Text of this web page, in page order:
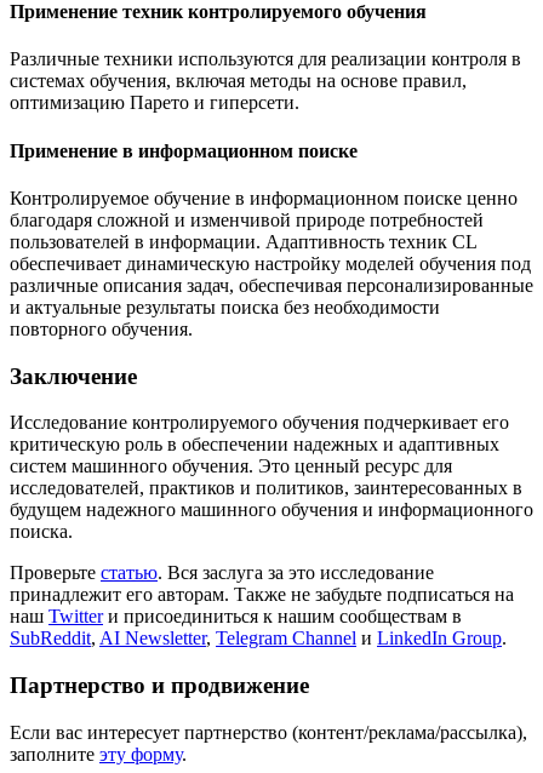
Применение техник контролируемого обучения
Различные техники используются для реализации контроля в
системах обучения, включая методы на основе правил,
оптимизацию Парето и гиперсети.
Применение в информационном поиске
Контролируемое обучение в информационном поиске ценно
благодаря сложной и изменчивой природе потребностей
пользователей в информации. Адаптивность техник CL
обеспечивает динамическую настройку моделей обучения под
различные описания задач, обеспечивая персонализированные
и актуальные результаты поиска без необходимости
повторного обучения.
Заключение
Исследование контролируемого обучения подчеркивает его
критическую роль в обеспечении надежных и адаптивных
систем машинного обучения. Это ценный ресурс для
исследователей, практиков и политиков, заинтересованных в
будущем надежного машинного обучения и информационного
поиска.
Проверьте статью. Вся заслуга за это исследование
принадлежит его авторам. Также не забудьте подписаться на
наш Twitterи присоединиться к нашим сообществам в
SubReddit, AI Newsletter, Telegram Channel и LinkedIn Group.
Партнерство и продвижение
Если вас интересует партнерство (контент/реклама/рассылка),
заполните эту форму.